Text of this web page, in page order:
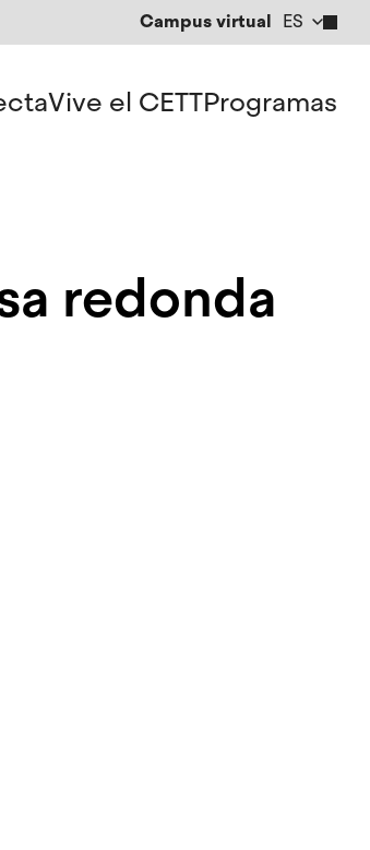
Campus virtual ES
CA
Vive el CETTProgramas
redonda